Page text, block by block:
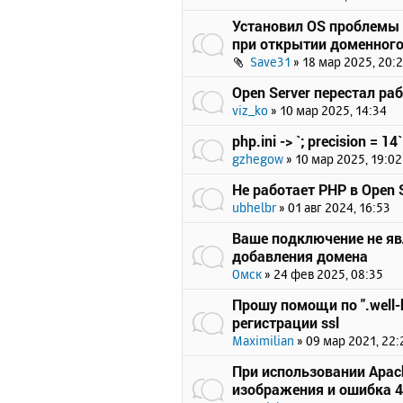
Установил OS
при открытии
Save31 » 18 мар 2025,
Open Server перестал
viz_ko » 10 мар 2025, 14:34
php.ini -> `; precision = 14`
gzhegow » 10 мар 2025, 19:02
Не работает PHP в Open
ubhelbr » 01 авг 2024, 16:53
Ваше подключение не
добавления домена
Омск » 24 фев 2025, 08:35
Прошу помощи по ".well-
регистрации ssl
Maximilian » 09 мар 2021,
При использовании
изображения и ошибка